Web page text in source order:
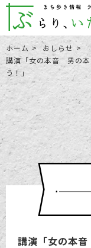
ホーム
おしらせ
講演「女の本音 男の本
う！」
講演「女の本